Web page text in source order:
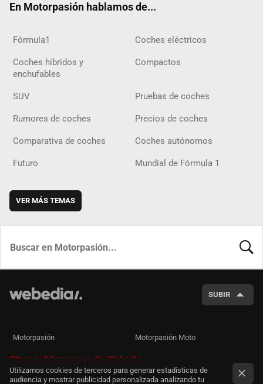
En Motorpasión hablamos de...
Fórmula1 Coches eléctricos
Coches híbridos y
enchufables
Compactos
SUV Pruebas de coches
Rumores de coches Precios de coches
Comparativa de coches Coches autónomos
Futuro Mundial de Fórmula 1
VER MÁS TEMAS
SUBIR
Motorpasión Motorpasión Moto
Otras publicaciones de Webedia
Utilizamos cookies de terceros para generar estadísticas de
audiencia y mostrar publicidad personalizada analizando tu